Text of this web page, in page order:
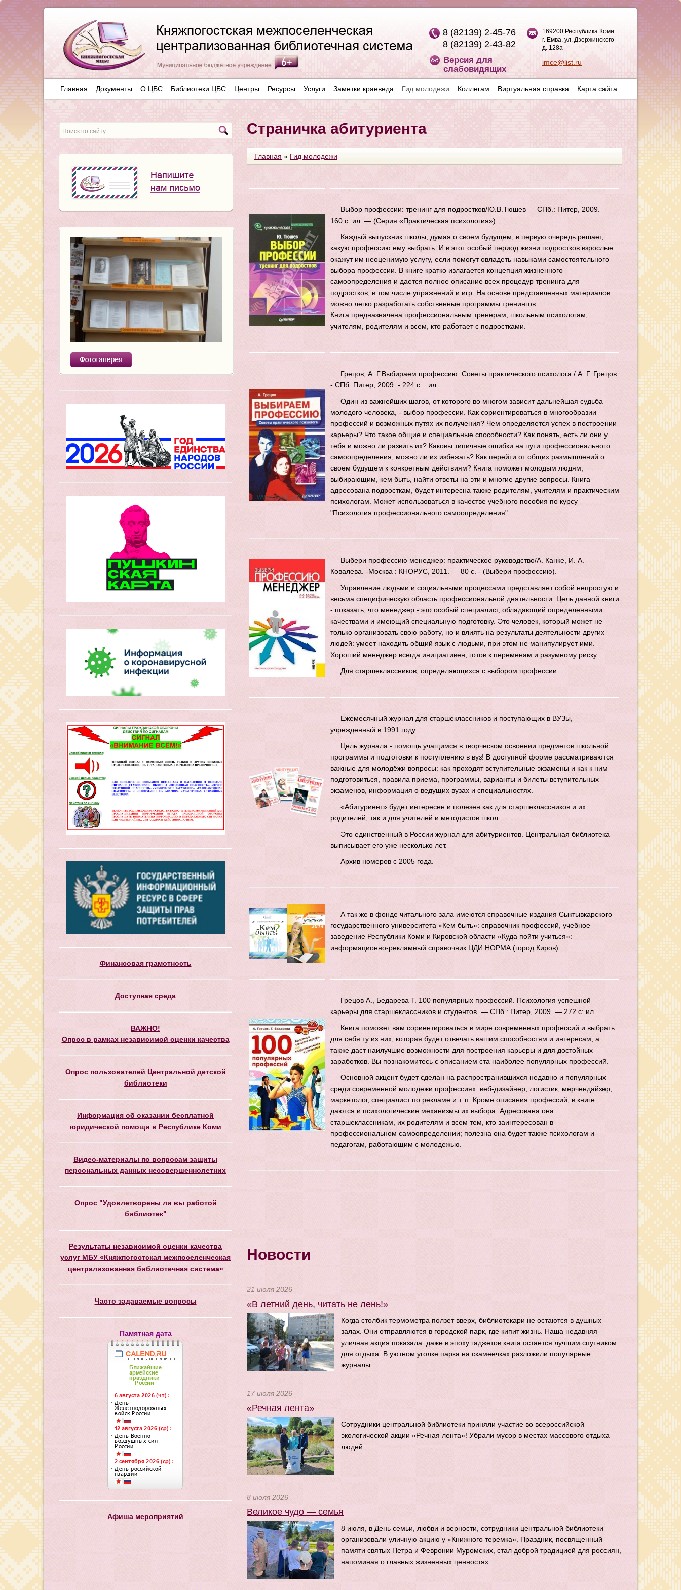
169200 Республика Коми
г. Емва, ул. Дзержинского
д. 128а
imce@list.ru
8 (82139) 2-45-76
8 (82139) 2-43-82
Версия для
слабовидящих
Главная Документы О ЦБС Библиотеки ЦБС Центры Ресурсы Услуги Заметки краеведа Гид молодежи Коллегам Виртуальная справка Карта сайта
Финансовая грамотность
Доступная среда
ВАЖНО!
Опрос в рамках независимой оценки качества
Опрос пользователей Центральной детской
библиотеки
Информация об оказании бесплатной
юридической помощи в Республике Коми
Видео-материалы по вопросам защиты
персональных данных несовершеннолетних
Опрос "Удовлетворены ли вы работой
библиотек"
Результаты независимой оценки качества
услуг МБУ «Княжпогостская межпоселенческая
централизованная библиотечная система»
Часто задаваемые вопросы
Памятная дата
Афиша мероприятий
Страничка абитуриента
Главная » Гид молодежи
Выбор профессии: тренинг для подростков/Ю.В.Тюшев — СПб.: Питер, 2009. —
160 с: ил. — (Серия «Практическая психология»).
Каждый выпускник школы, думая о своем будущем, в первую очередь решает,
какую профессию ему выбрать. И в этот особый период жизни подростков взрослые
окажут им неоценимую услугу, если помогут овладеть навыками самостоятельного
выбора профессии. В книге кратко излагается концепция жизненного
самоопределения и дается полное описание всех процедур тренинга для
подростков, в том числе упражнений и игр. На основе представленных материалов
можно легко разработать собственные программы тренингов.
Книга предназначена профессиональным тренерам, школьным психологам,
учителям, родителям и всем, кто работает с подростками.
Грецов, А. Г.Выбираем профессию. Советы практического психолога / А. Г. Грецов.
- СПб: Питер, 2009. - 224 с. : ил.
Один из важнейших шагов, от которого во многом зависит дальнейшая судьба
молодого человека, - выбор профессии. Как сориентироваться в многообразии
профессий и возможных путях их получения? Чем определяется успех в построении
карьеры? Что такое общие и специальные способности? Как понять, есть ли они у
тебя и можно ли развить их? Каковы типичные ошибки на пути профессионального
самоопределения, можно ли их избежать? Как перейти от общих размышлений о
своем будущем к конкретным действиям? Книга поможет молодым людям,
выбирающим, кем быть, найти ответы на эти и многие другие вопросы. Книга
адресована подросткам, будет интересна также родителям, учителям и практическим
психологам. Может использоваться в качестве учебного пособия по курсу
"Психология профессионального самоопределения".
Выбери профессию менеджер: практическое руководство/А. Канке, И. А.
Ковалева. -Москва : КНОРУС, 2011. — 80 с. - (Выбери профессию).
Управление людьми и социальными процессами представляет собой непростую и
весьма специфическую область профессиональной деятельности. Цель данной книги
- показать, что менеджер - это особый специалист, обладающий определенными
качествами и имеющий специальную подготовку. Это человек, который может не
только организовать свою работу, но и влиять на результаты деятельности других
людей: умеет находить общий язык с людьми, при этом не манипулирует ими.
Хороший менеджер всегда инициативен, готов к переменам и разумному риску.
Для старшеклассников, определяющихся с выбором профессии.
Ежемесячный журнал для старшеклассников и поступающих в ВУЗы,
учрежденный в 1991 году.
Цель журнала - помощь учащимся в творческом освоении предметов школьной
программы и подготовки к поступлению в вуз! В доступной форме рассматриваются
важные для молодёжи вопросы: как проходят вступительные экзамены и как к ним
подготовиться, правила приема, программы, варианты и билеты вступительных
экзаменов, информация о ведущих вузах и специальностях.
«Абитуриент» будет интересен и полезен как для старшеклассников и их
родителей, так и для учителей и методистов школ.
Это единственный в России журнал для абитуриентов. Центральная библиотека
выписывает его уже несколько лет.
Архив номеров с 2005 года.
А так же в фонде читального зала имеются справочные издания Сыктывкарского
государственного университета «Кем быть»: справочник профессий, учебное
заведение Республики Коми и Кировской области «Куда пойти учиться»:
информационно-рекламный справочник ЦДИ НОРМА (город Киров)
Грецов А., Бедарева Т. 100 популярных профессий. Психология успешной
карьеры для старшеклассников и студентов. — СПб.: Питер, 2009. — 272 с: ил.
Книга поможет вам сориентироваться в мире современных профессий и выбрать
для себя ту из них, которая будет отвечать вашим способностям и интересам, а
также даст наилучшие возможности для построения карьеры и для достойных
заработков. Вы познакомитесь с описанием ста наиболее популярных профессий.
Основной акцент будет сделан на распространившихся недавно и популярных
среди современной молодежи профессиях: веб-дизайнер, логистик, мерчендайзер,
маркетолог, специалист по рекламе и т. п. Кроме описания профессий, в книге
даются и психологические механизмы их выбора. Адресована она
старшеклассникам, их родителям и всем тем, кто заинтересован в
профессиональном самоопределении; полезна она будет также психологам и
педагогам, работающим с молодежью.
Новости
21 июля 2026
«В летний день, читать не лень!»
Когда столбик термометра ползет вверх, библиотекари не остаются в душных
залах. Они отправляются в городской парк, где кипит жизнь. Наша недавняя
уличная акция показала: даже в эпоху гаджетов книга остается лучшим спутником
для отдыха. В уютном уголке парка на скамеечках разложили популярные
журналы.
17 июля 2026
«Речная лента»
Сотрудники центральной библиотеки приняли участие во всероссийской
экологической акции «Речная лента»! Убрали мусор в местах массового отдыха
людей.
8 июля 2026
Великое чудо — семья
8 июля, в День семьи, любви и верности, сотрудники центральной библиотеки
организовали уличную акцию у «Книжного теремка». Праздник, посвященный
памяти святых Петра и Февронии Муромских, стал доброй традицией для россиян,
напоминая о главных жизненных ценностях.